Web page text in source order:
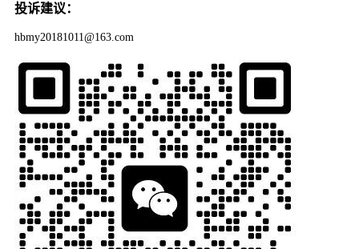
投诉建议：
hbmy20181011@163.com